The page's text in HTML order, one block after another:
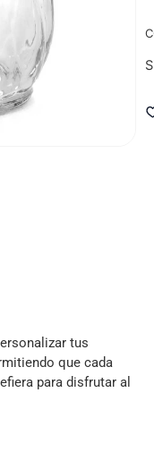
tus
que cada
para disfrutar al